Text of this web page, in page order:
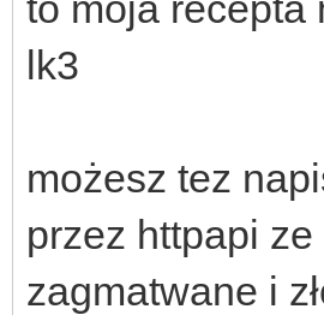
lk3
możesz tez
przez httpapi
zagmatwane i